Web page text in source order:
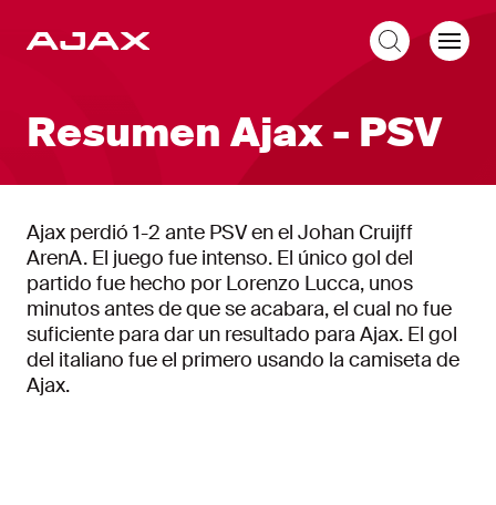
Resumen Ajax - PSV
Ajax perdió 1-2 ante PSV en el Johan Cruijff
ArenA. El juego fue intenso. El único gol del
partido fue hecho por Lorenzo Lucca, unos
minutos antes de que se acabara, el cual no fue
suficiente para dar un resultado para Ajax. El gol
del italiano fue el primero usando la camiseta de
Ajax.